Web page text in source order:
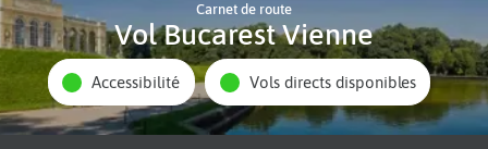
Carnet de route
Vol Bucarest Vienne
Accessibilité Vols directs disponibles